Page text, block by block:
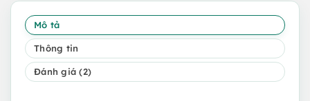
Mô tả
Thông tin
Đánh giá (2)